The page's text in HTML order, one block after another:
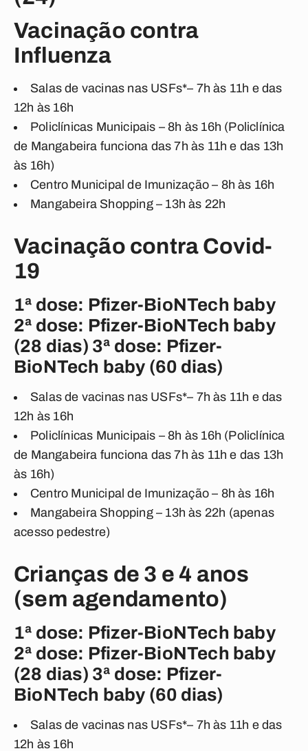
Vacinação contra
Influenza
Salas de vacinas nas USFs*– 7h às 11h e das
12h às 16h
Policlínicas Municipais – 8h às 16h (Policlínica
de Mangabeira funciona das 7h às 11h e das 13h
às 16h)
Centro Municipal de Imunização – 8h às 16h
Mangabeira Shopping – 13h às 22h
Vacinação contra Covid-
19
1ª dose: Pfizer-BioNTech baby
2ª dose: Pfizer-BioNTech baby
(28 dias) 3ª dose: Pfizer-
BioNTech baby (60 dias)
Salas de vacinas nas USFs*– 7h às 11h e das
12h às 16h
Policlínicas Municipais – 8h às 16h (Policlínica
de Mangabeira funciona das 7h às 11h e das 13h
às 16h)
Centro Municipal de Imunização – 8h às 16h
Mangabeira Shopping – 13h às 22h (apenas
acesso pedestre)
Crianças de 3 e 4 anos
(sem agendamento)
1ª dose: Pfizer-BioNTech baby
2ª dose: Pfizer-BioNTech baby
(28 dias) 3ª dose: Pfizer-
BioNTech baby (60 dias)
Salas de vacinas nas USFs*– 7h às 11h e das
12h às 16h